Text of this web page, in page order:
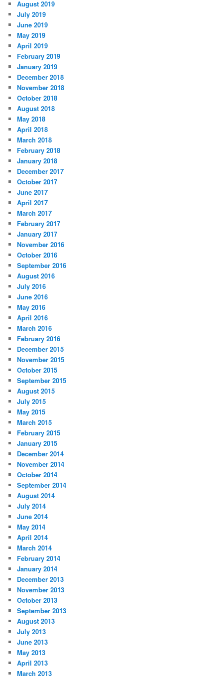
August 2019
July 2019
June 2019
May 2019
April 2019
February 2019
January 2019
December 2018
November 2018
October 2018
August 2018
May 2018
April 2018
March 2018
February 2018
January 2018
December 2017
October 2017
June 2017
April 2017
March 2017
February 2017
January 2017
November 2016
October 2016
September 2016
August 2016
July 2016
June 2016
May 2016
April 2016
March 2016
February 2016
December 2015
November 2015
October 2015
September 2015
August 2015
July 2015
May 2015
March 2015
February 2015
January 2015
December 2014
November 2014
October 2014
September 2014
August 2014
July 2014
June 2014
May 2014
April 2014
March 2014
February 2014
January 2014
December 2013
November 2013
October 2013
September 2013
August 2013
July 2013
June 2013
May 2013
April 2013
March 2013